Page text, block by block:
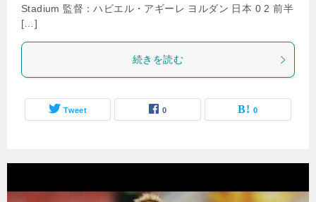
Stadium 監督：ハビエル・アギーレ ヨルダン 日本 0 2 前半
[…]
続きを読む
Tweet 0 0